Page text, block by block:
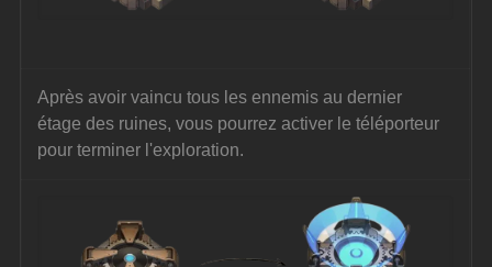
Après avoir vaincu tous les ennemis au dernier
étage des ruines, vous pourrez activer le téléporteur
pour terminer l'exploration.